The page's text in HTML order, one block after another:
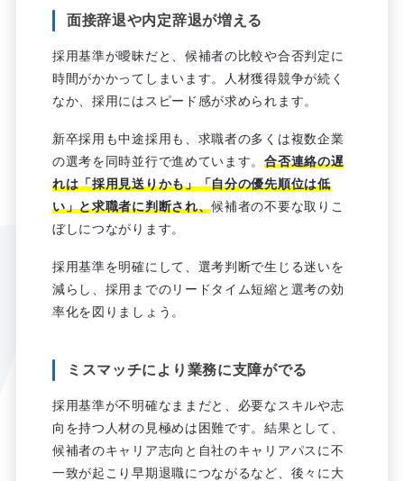
面接辞退や内定辞退が増える
採用基準が曖昧だと、候補者の比較や合否判定に
時間がかかってしまいます。人材獲得競争が続く
なか、採用にはスピード感が求められます。
新卒採用も中途採用も、求職者の多くは複数企業
の選考を同時並行で進めています。合否連絡の遅
れは「採用見送りかも」「自分の優先順位は低
い」と求職者に判断され、候補者の不要な取りこ
ぼしにつながります。
採用基準を明確にして、選考判断で生じる迷いを
減らし、採用までのリードタイム短縮と選考の効
率化を図りましょう。
ミスマッチにより業務に支障がでる
採用基準が不明確なままだと、必要なスキルや志
向を持つ人材の見極めは困難です。結果として、
候補者のキャリア志向と自社のキャリアパスに不
一致が起こり早期退職につながるなど、後々に大